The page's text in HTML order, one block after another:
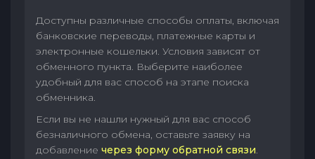
Доступны различные способы оплаты, включая
банковские переводы, платежные карты и
электронные кошельки. Условия зависят от
обменного пункта. Выберите наиболее
удобный для вас способ на этапе поиска
обменника.
Если вы не нашли нужный для вас способ
безналичного обмена, оставьте заявку на
добавление через форму обратной связи.